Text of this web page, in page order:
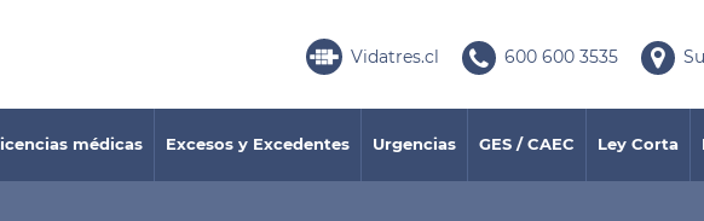
Vidatres.cl 600 600 3535
médicas Excesos y Excedentes Urgencias GES / CAEC Ley Corta